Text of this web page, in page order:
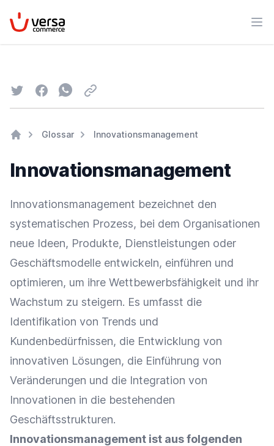
VersaCommerce
TwitterFacebookWhatsapp
Email
Glossar Innovationsmanagement
Innovationsmanagement
Innovationsmanagement bezeichnet den
systematischen Prozess, bei dem Organisationen
neue Ideen, Produkte, Dienstleistungen oder
Geschäftsmodelle entwickeln, einführen und
optimieren, um ihre Wettbewerbsfähigkeit und ihr
Wachstum zu steigern. Es umfasst die
Identifikation von Trends und
Kundenbedürfnissen, die Entwicklung von
innovativen Lösungen, die Einführung von
Veränderungen und die Integration von
Innovationen in die bestehenden
Geschäftsstrukturen.
Innovationsmanagement ist aus folgenden